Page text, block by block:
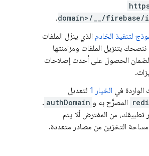
domain>/__/
.
لتنفيذ الخادم الذي ينزّل الملفات
بتنزيل الملفات ومزامنتها
الحصول على أحدث إصلاحات
الواردة في الخيار 1 لتعديل
المصرَّح به و authDomain
.
تطبيقك، من المفترض ألا يتم
التخزين من مصادر متعددة.